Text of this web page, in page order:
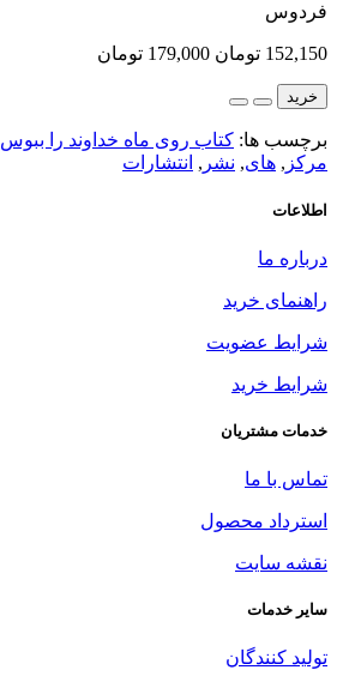
فردوس
152,150 تومان 179,000 تومان
خرید
برچسب ها: کتاب روی ماه خداوند را ببوس
مرکز , های, نشر , انتشارات
اطلاعات
درباره ما
راهنمای خرید
شرایط عضویت
شرایط خرید
خدمات مشتریان
تماس با ما
استرداد محصول
نقشه سایت
سایر خدمات
تولید کنندگان